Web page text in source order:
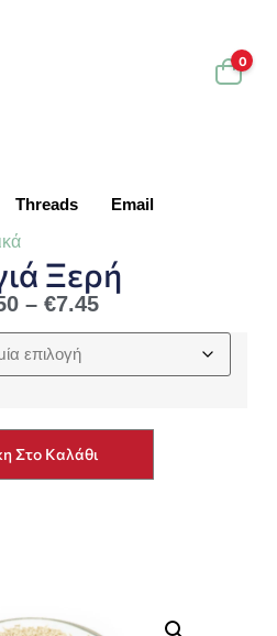
0
Threads Email
Ξερή
– €7.45
Στο Καλάθι